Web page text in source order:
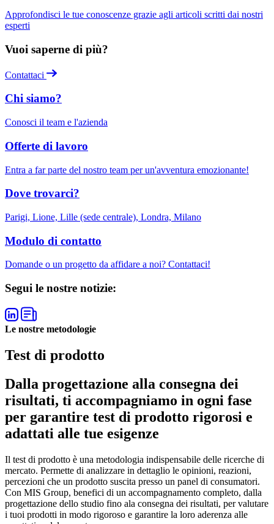
Approfondisci le tue conoscenze grazie agli articoli scritti dai nostri
esperti
Vuoi saperne di più?
Contattaci
Chi siamo?
Conosci il team e l'azienda
Offerte di lavoro
Entra a far parte del nostro team per un'avventura emozionante!
Dove trovarci?
Parigi, Lione, Lille (sede centrale), Londra, Milano
Modulo di contatto
Domande o un progetto da affidare a noi? Contattaci!
Segui le nostre notizie:
Le nostre metodologie
Test di prodotto
Dalla progettazione alla consegna dei
risultati, ti accompagniamo in ogni fase
per garantire test di prodotto rigorosi e
adattati alle tue esigenze
Il test di prodotto è una metodologia indispensabile delle ricerche di
mercato. Permette di analizzare in dettaglio le opinioni, reazioni,
percezioni che un prodotto suscita presso un panel di consumatori.
Con MIS Group, benefici di un accompagnamento completo, dalla
progettazione dello studio fino ala consegna dei risultati, per valutare
i tuoi prodotti in modo rigoroso e garantire la loro aderenza alle